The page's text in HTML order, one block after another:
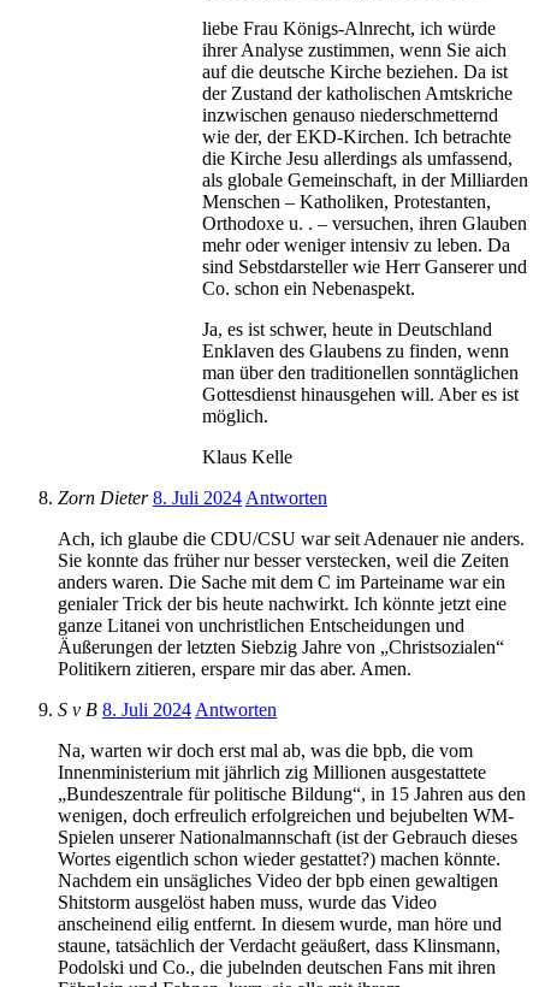
liebe Frau Königs-Alnrecht, ich würde
ihrer Analyse zustimmen, wenn Sie aich
auf die deutsche Kirche beziehen. Da ist
der Zustand der katholischen Amtskriche
inzwischen genauso niederschmetternd
wie der, der EKD-Kirchen. Ich betrachte
die Kirche Jesu allerdings als umfassend,
als globale Gemeinschaft, in der Milliarden
Menschen – Katholiken, Protestanten,
Orthodoxe u. . – versuchen, ihren Glauben
mehr oder weniger intensiv zu leben. Da
sind Sebstdarsteller wie Herr Ganserer und
Co. schon ein Nebenaspekt.
Ja, es ist schwer, heute in Deutschland
Enklaven des Glaubens zu finden, wenn
man über den traditionellen sonntäglichen
Gottesdienst hinausgehen will. Aber es ist
möglich.
Klaus Kelle
Zorn Dieter 8. Juli 2024Antworten
Ach, ich glaube die CDU/CSU war seit Adenauer nie anders.
Sie konnte das früher nur besser verstecken, weil die Zeiten
anders waren. Die Sache mit dem C im Parteiname war ein
genialer Trick der bis heute nachwirkt. Ich könnte jetzt eine
ganze Litanei von unchristlichen Entscheidungen und
Äußerungen der letzten Siebzig Jahre von „Christsozialen“
Politikern zitieren, erspare mir das aber. Amen.
S v B 8. Juli 2024Antworten
Na, warten wir doch erst mal ab, was die bpb, die vom
Innenministerium mit jährlich zig Millionen ausgestattete
„Bundeszentrale für politische Bildung“, in 15 Jahren aus den
wenigen, doch erfreulich erfolgreichen und bejubelten WM-
Spielen unserer Nationalmannschaft (ist der Gebrauch dieses
Wortes eigentlich schon wieder gestattet?) machen könnte.
Nachdem ein unsägliches Video der bpb einen gewaltigen
Shitstorm ausgelöst haben muss, wurde das Video
anscheinend eilig entfernt. In diesem wurde, man höre und
staune, tatsächlich der Verdacht geäußert, dass Klinsmann,
Podolski und Co., die jubelnden deutschen Fans mit ihren